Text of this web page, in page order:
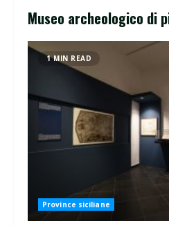
Museo archeologico di
1 MIN READ
Province siciliane